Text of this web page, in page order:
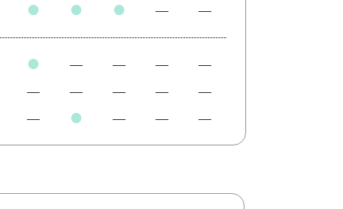
● ● ● ― ―
● ― ― ―
―
― ― ― ―
―
― ● ― ― ―